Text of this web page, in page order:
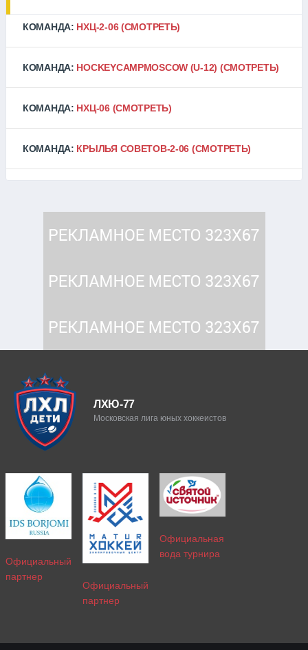
КОМАНДА: НХЦ-2-06 (СМОТРЕТЬ)
КОМАНДА: HOCKEYCAMPMOSCOW (U-12) (СМОТРЕТЬ)
КОМАНДА: НХЦ-06 (СМОТРЕТЬ)
КОМАНДА: КРЫЛЬЯ СОВЕТОВ-2-06 (СМОТРЕТЬ)
ЛХЮ-77
Московская лига юных хоккеистов
Официальный
партнер
Официальный
партнер
Официальная
вода турнира